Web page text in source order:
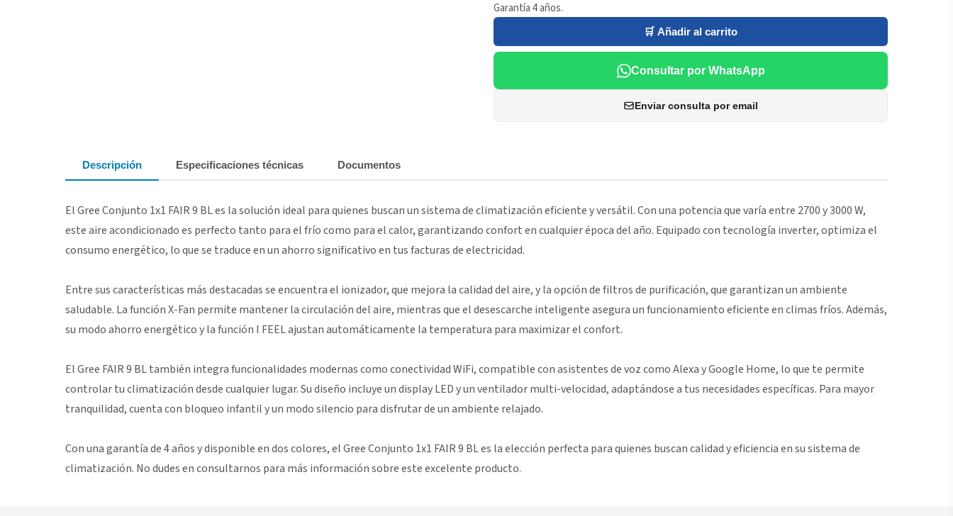
Garantía 4 años.
🛒 Añadir al carrito
Consultar por WhatsApp
Enviar consulta por email
Descripción Especificaciones técnicas Documentos
El Gree Conjunto 1x1 FAIR 9 BL es la solución ideal para quienes buscan un sistema de climatización eficiente y versátil. Con una potencia que varía entre 2700 y 3000 W,
este aire acondicionado es perfecto tanto para el frío como para el calor, garantizando confort en cualquier época del año. Equipado con tecnología inverter, optimiza el
consumo energético, lo que se traduce en un ahorro significativo en tus facturas de electricidad.
Entre sus características más destacadas se encuentra el ionizador, que mejora la calidad del aire, y la opción de filtros de purificación, que garantizan un ambiente
saludable. La función X-Fan permite mantener la circulación del aire, mientras que el desescarche inteligente asegura un funcionamiento eficiente en climas fríos. Además,
su modo ahorro energético y la función I FEEL ajustan automáticamente la temperatura para maximizar el confort.
El Gree FAIR 9 BL también integra funcionalidades modernas como conectividad WiFi, compatible con asistentes de voz como Alexa y Google Home, lo que te permite
controlar tu climatización desde cualquier lugar. Su diseño incluye un display LED y un ventilador multi-velocidad, adaptándose a tus necesidades específicas. Para mayor
tranquilidad, cuenta con bloqueo infantil y un modo silencio para disfrutar de un ambiente relajado.
Con una garantía de 4 años y disponible en dos colores, el Gree Conjunto 1x1 FAIR 9 BL es la elección perfecta para quienes buscan calidad y eficiencia en su sistema de
climatización. No dudes en consultarnos para más información sobre este excelente producto.